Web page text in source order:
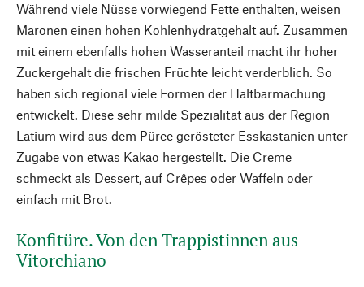
Während viele Nüsse vorwiegend Fette enthalten, weisen
Maronen einen hohen Kohlenhydratgehalt auf. Zusammen
mit einem ebenfalls hohen Wasseranteil macht ihr hoher
Zuckergehalt die frischen Früchte leicht verderblich. So
haben sich regional viele Formen der Haltbarmachung
entwickelt. Diese sehr milde Spezialität aus der Region
Latium wird aus dem Püree gerösteter Esskastanien unter
Zugabe von etwas Kakao hergestellt. Die Creme
schmeckt als Dessert, auf Crêpes oder Waffeln oder
einfach mit Brot.
Konfitüre. Von den Trappistinnen aus
Vitorchiano